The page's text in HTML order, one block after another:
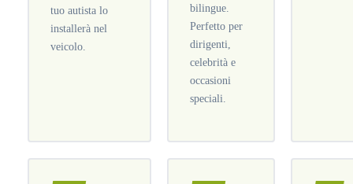
tuo autista lo
installerà nel
veicolo.
bilingue.
Perfetto per
dirigenti,
celebrità e
occasioni
speciali.